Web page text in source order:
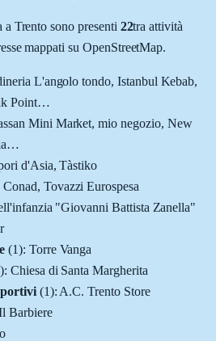
a Trento sono presenti 22tra attività
mappati su OpenStreetMap.
L'angolo tondo, Istanbul Kebab,
Point…
Mini Market, mio negozio, New
…
d'Asia, Tàstiko
Conad, Tovazzi Eurospesa
"Giovanni Battista Zanella"
(1): Torre Vanga
): Chiesa di Santa Margherita
(1): A.C. Trento Store
Barbiere